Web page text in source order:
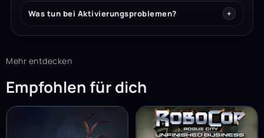
Was tun bei Aktivierungsproblemen?
Mehr entdecken
Empfohlen für dich